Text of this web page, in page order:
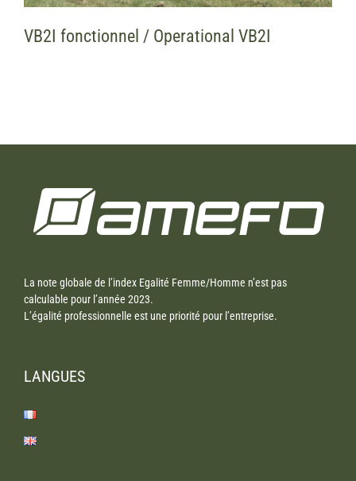
VB2I fonctionnel / Operational VB2I
La note globale de l’index Egalité Femme/Homme n’est pas
calculable pour l’année 2023.
L’égalité professionnelle est une priorité pour l’entreprise.
LANGUES